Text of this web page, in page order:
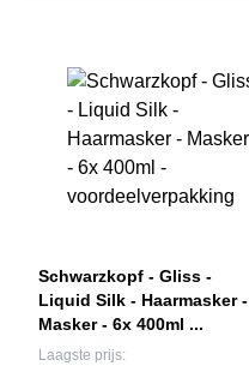
Schwarzkopf - Gliss -
Liquid Silk - Haarmasker -
Masker - 6x 400ml ...
Laagste prijs: